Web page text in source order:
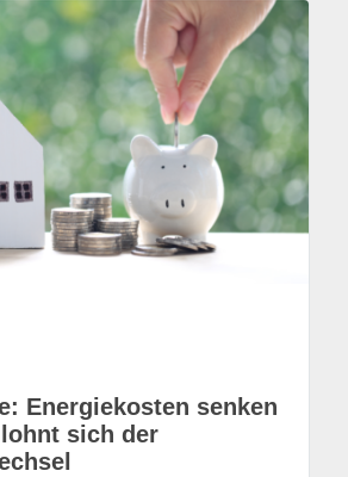
Energiekosten senken
sich der